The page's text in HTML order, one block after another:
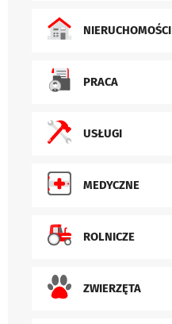
NIERUCHOMOŚCI
PRACA
USŁUGI
MEDYCZNE
ROLNICZE
ZWIERZĘTA